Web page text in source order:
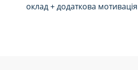
оклад + додаткова мотивація